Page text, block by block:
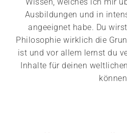
Wissen, welches ich mir
Ausbildungen und in
angeeignet habe. Du
Philosophie wirklich die
ist und vor allem lernst du
Inhalte für deinen